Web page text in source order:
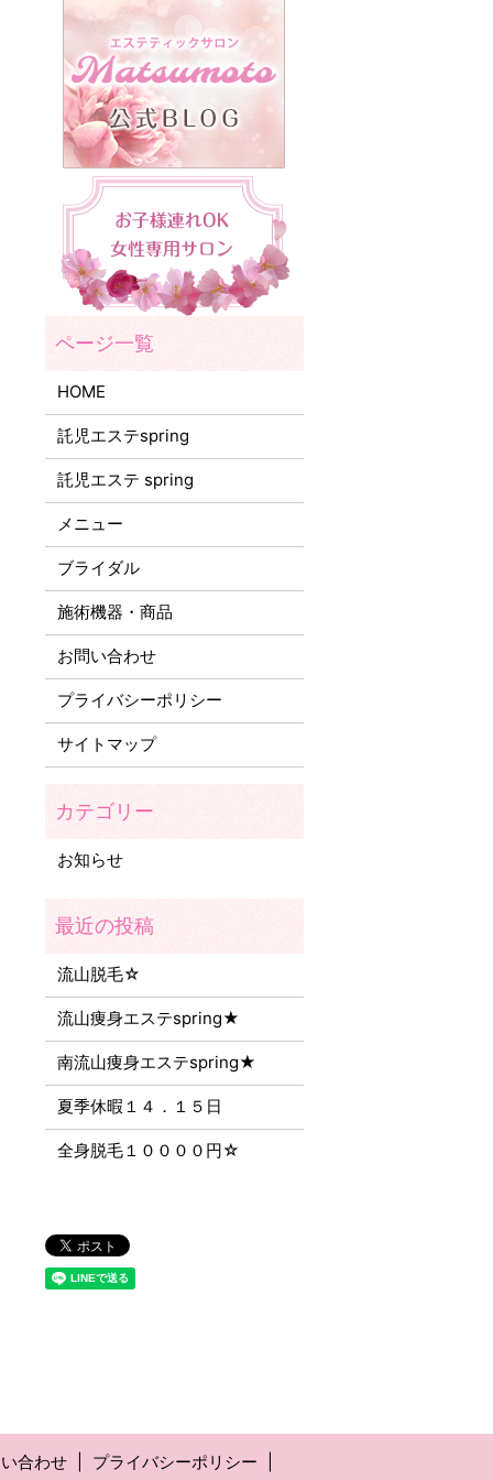
HOME
託児エステspring
託児エステ spring
メニュー
ブライダル
施術機器・商品
お問い合わせ
プライバシーポリシー
サイトマップ
お知らせ
流山脱毛☆
流山痩身エステspring★
南流山痩身エステspring★
夏季休暇１４．１５日
全身脱毛１００００円☆
合わせ プライバシーポリシー